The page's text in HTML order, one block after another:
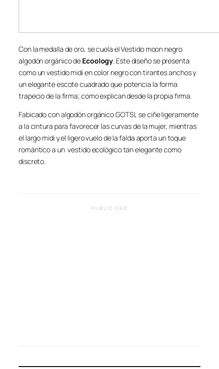
Con la medalla de oro, se cuela el Vestido moon negro
algodón orgánico de Ecoology . Este diseño se presenta
como un vestido midi en color negro con tirantes anchos y
un elegante escote cuadrado que potencia la forma
trapecio de la firma; como explican desde la propia firma.
Fabicado con algodón orgánico GOTSl, se ciñe ligeramente
a la cintura para favorecer las curvas de la mujer, mientras
el largo midi y el ligero vuelo de la falda aporta un toque
romántico a un vestido ecológico tan elegante como
discreto.
PUBLICIDAD